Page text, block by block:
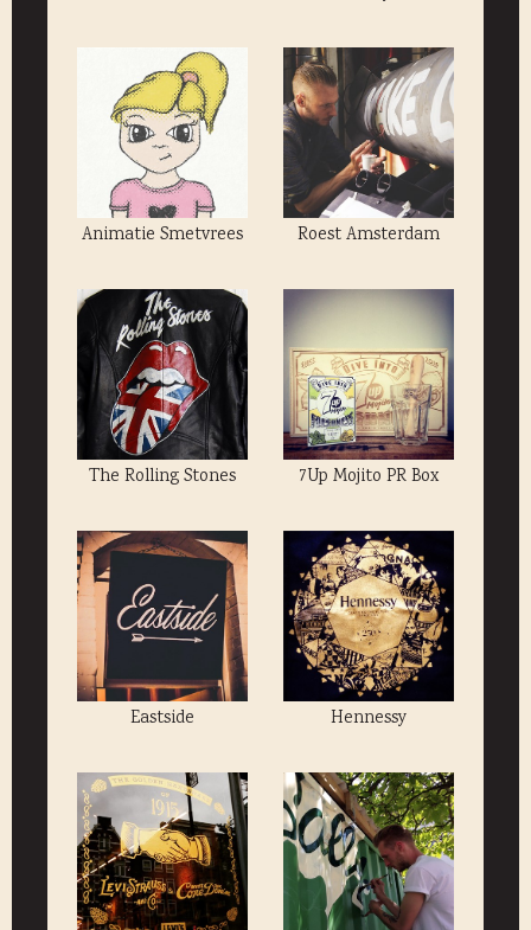
Animatie Smetvrees Roest Amsterdam
The Rolling Stones 7Up Mojito PR Box
Eastside Hennessy